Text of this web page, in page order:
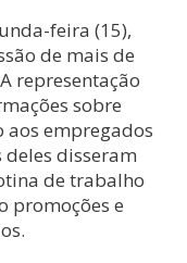
feira (15),
de mais de
representação
sobre
empregados
disseram
de trabalho
promoções e